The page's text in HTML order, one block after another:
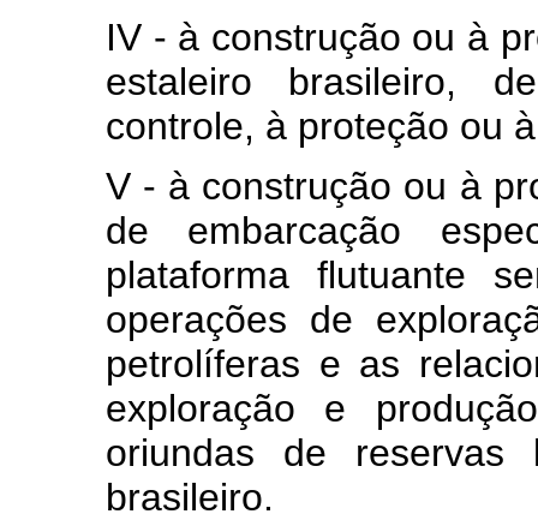
IV - à construção ou à
estaleiro brasileiro,
controle, à proteção ou
V - à construção ou à
de embarcação
plataforma flutuante
operações de
petrolíferas e as
exploração e
oriundas de reservas
brasileiro.